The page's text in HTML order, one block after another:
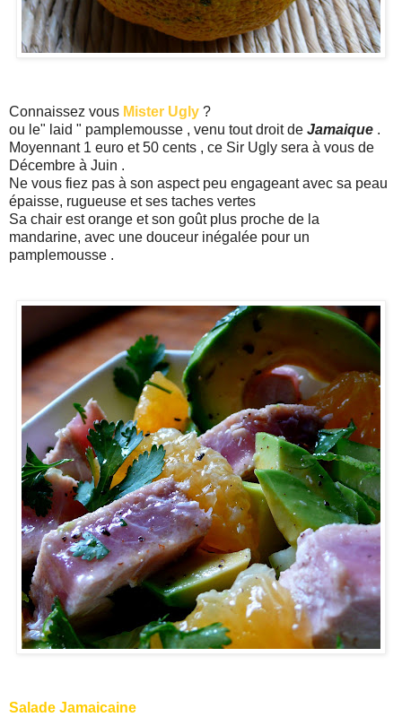
Connaissez vous Mister Ugly ?
ou le" laid " pamplemousse , venu tout droit de Jamaique .
Moyennant 1 euro et 50 cents , ce Sir Ugly sera à vous de
Décembre à Juin .
Ne vous fiez pas à son aspect peu engageant avec sa peau
épaisse, rugueuse et ses taches vertes
Sa chair est orange et son goût plus proche de la
mandarine, avec une douceur inégalée pour un
pamplemousse .
Salade Jamaicaine